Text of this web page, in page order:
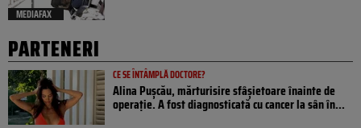
MEDIAFAX
PARTENERI
CE SE ÎNTÂMPLĂ DOCTORE?
Alina Pușcău, mărturisire sfâșietoare înainte de
operație. A fost diagnosticată cu cancer la sân în...